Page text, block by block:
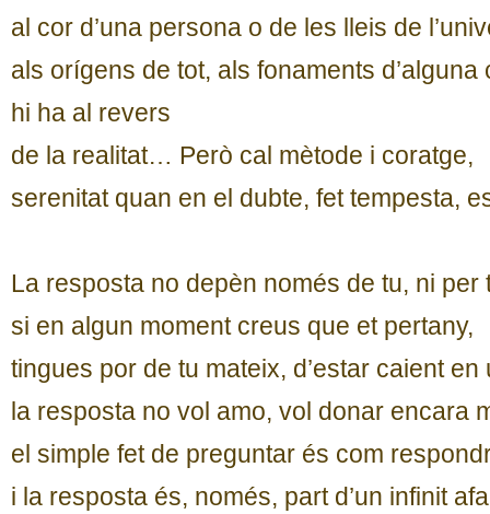
al cor d’una persona o de les lleis de
als orígens de tot, als fonaments
hi ha al revers
de la realitat… Però cal mètode i coratge,
serenitat quan en el dubte, fet tempesta,
La resposta no depèn només de tu, ni
si en algun moment creus que et pertany,
tingues por de tu mateix, d’estar caient en
la resposta no vol amo, vol donar encara
el simple fet de preguntar és com
i la resposta és, només, part d’un infinit